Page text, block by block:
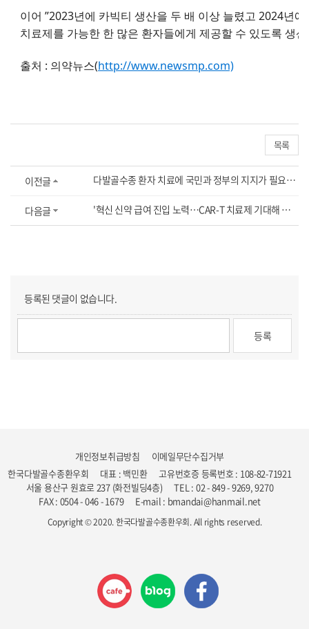
이어 ”2023년에 카빅티 생산을 두 배 이상 늘렸고 2024년
치료제를 가능한 한 많은 환자들에게 제공할 수 있도록 생
출처 : 의약뉴스(http://www.newsmp.com)
목록
이전글 다발골수종 환자 치료에 국민과 정부의 지지가 필요한 이유
다음글 '혁신 신약 급여 진입 노력…CAR-T 치료제 기대해 달라'
등록된 댓글이 없습니다.
개인정보취급방침
이메일무단수집거부
한국다발골수종환우회
대표 : 백민환
고유번호증 등록번호 : 108-82-71921
서울 용산구 원효로 237 (화전빌딩4층)
TEL : 02 - 849 - 9269, 9270
FAX : 0504 - 046 - 1679
E-mail : bmandai@hanmail.net
Copyright © 2020. 한국다발골수종환우회. All rights reserved.